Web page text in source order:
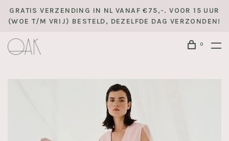
GRATIS VERZENDING IN NL VANAF €75,-. VOOR 15 UUR
(WOE T/M VRIJ) BESTELD, DEZELFDE DAG VERZONDEN!
0